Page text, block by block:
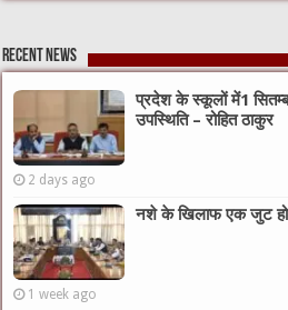
Recent News
प्रदेश के स्कूलों में1
उपस्थिति – रोहित ठाकुर
2 days ago
नशे के खिलाफ एक जुट
1 week ago